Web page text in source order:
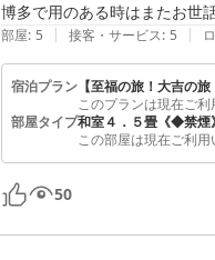
博多で用のある時はまたお世
部屋: 5 | 接客・サービス: 5 |
宿泊プラン 【至福の旅！大吉の
このプランは現在ご
部屋タイプ和室４．５畳《◆禁煙
この部屋は現在ご利
50